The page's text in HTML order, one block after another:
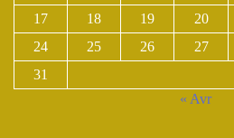
17
18 19 20
24
25 26 27
31
« Avr